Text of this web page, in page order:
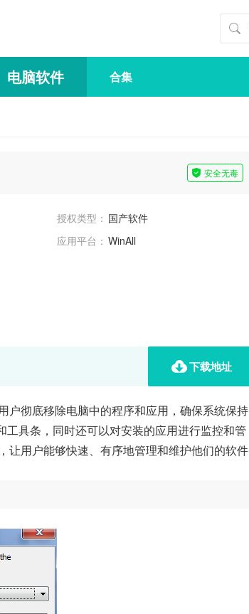
电脑软件 合集
安全无毒
授权类型： 国产软件
应用平台： WinAll
下载地址
户彻底移除电脑中的程序和应用，确保系统保持
具条，同时还可以对安装的应用进行监控和管
让用户能够快速、有序地管理和维护他们的软件